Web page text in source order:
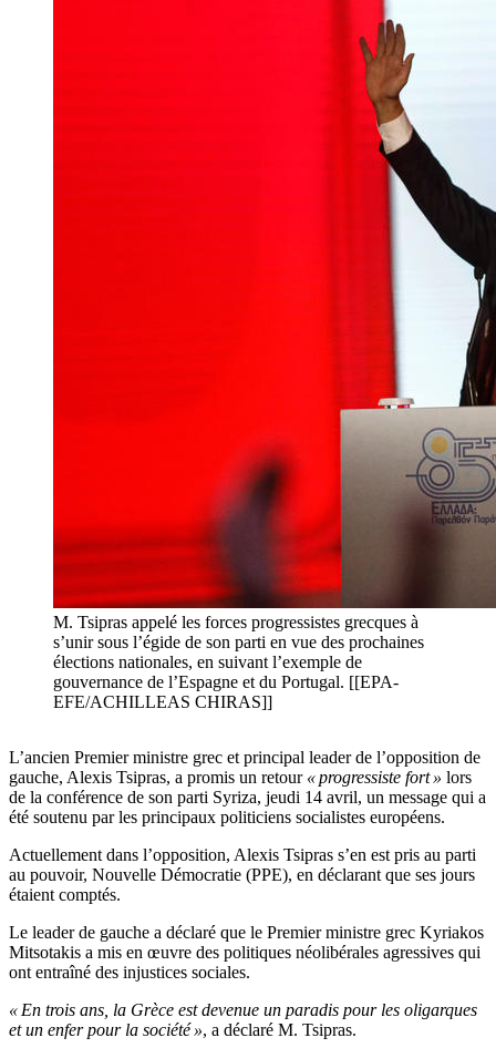
M. Tsipras appelé les forces progressistes grecques à
s’unir sous l’égide de son parti en vue des prochaines
élections nationales, en suivant l’exemple de
gouvernance de l’Espagne et du Portugal. [[EPA-
EFE/ACHILLEAS CHIRAS]]
L’ancien Premier ministre grec et principal leader de l’opposition de
gauche, Alexis Tsipras, a promis un retour « progressiste fort » lors
de la conférence de son parti Syriza, jeudi 14 avril, un message qui a
été soutenu par les principaux politiciens socialistes européens.
Actuellement dans l’opposition, Alexis Tsipras s’en est pris au parti
au pouvoir, Nouvelle Démocratie (PPE), en déclarant que ses jours
étaient comptés.
Le leader de gauche a déclaré que le Premier ministre grec Kyriakos
Mitsotakis a mis en œuvre des politiques néolibérales agressives qui
ont entraîné des injustices sociales.
« En trois ans, la Grèce est devenue un paradis pour les oligarques
et un enfer pour la société », a déclaré M. Tsipras.